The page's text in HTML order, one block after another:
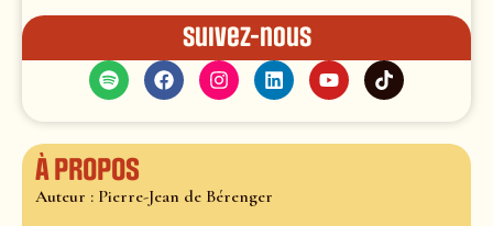
Suivez-nous
À propos
Auteur : Pierre-Jean de Bérenger